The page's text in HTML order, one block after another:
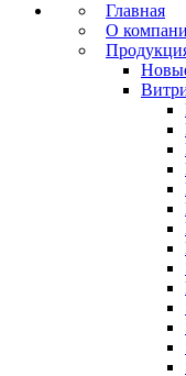
Главная
О